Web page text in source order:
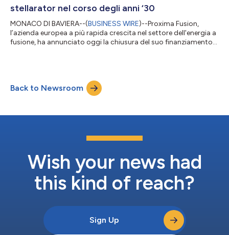
stellarator nel corso degli anni ‘30
MONACO DI BAVIERA--(BUSINESS WIRE)--Proxima Fusion,
l’azienda europea a più rapida crescita nel settore dell'energia a
fusione, ha annunciato oggi la chiusura del suo finanziamento
Balderton Capital. Hanno partecipato in modo significativo
anche UVC Partners, DeepTech & Climate Fonds (DTCF), Plural,
Back to Newsroom
Wish your news had
this kind of reach?
Sign Up